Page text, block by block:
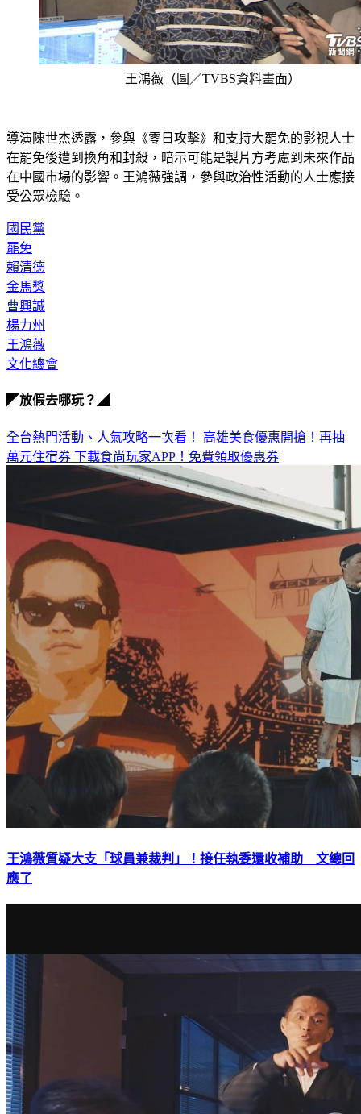
導演陳世杰透露，參與《零日攻擊》和支持大罷免的影視人士
在罷免後遭到換角和封殺，暗示可能是製片方考慮到未來作品
在中國市場的影響。王鴻薇強調，參與政治性活動的人士應接
國民黨
罷免
賴清德
金馬獎
曹興誠
楊力州
王鴻薇
全台熱門活動、人氣攻略一次看！高雄美食優惠開搶！再抽
下載食尚玩家APP！免費領取優惠券
王鴻薇質疑大支「球員兼裁判」！接任執委還收補助 文總回